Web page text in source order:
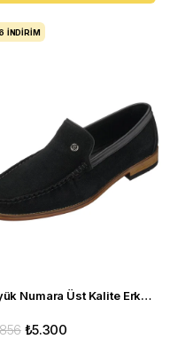
Büyük Numara Üst Kalite Erkek Klasik Ayakkabı - NV02 Siyah süet
₺5.300
İNDIRIM